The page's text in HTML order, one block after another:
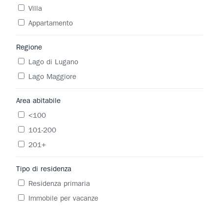
Villa
Appartamento
Regione
Lago di Lugano
Lago Maggiore
Area abitabile
<100
101-200
201+
Tipo di residenza
Residenza primaria
Immobile per vacanze